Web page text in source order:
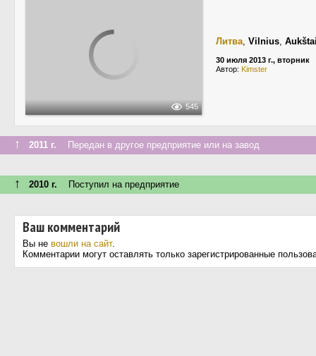
545
Литва, Vilnius,
30 июля 2013 г., вторник
Автор: Kimster
↑ 2011 г. Передан в другое предприятие или на завод
↑ 2010 г. Поступил на предприятие
Ваш комментарий
Вы не вошли на сайт.
Комментарии могут оставлять только зарегистрированные